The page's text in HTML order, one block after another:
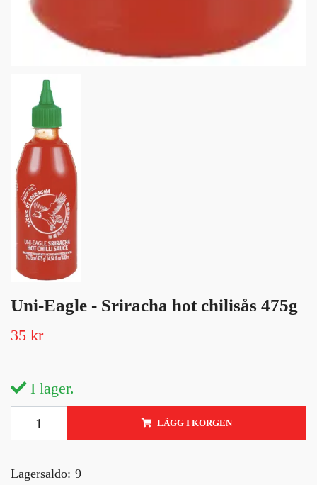
Uni-Eagle - Sriracha hot chilisås 475g
35 kr
I lager.
LÄGG I KORGEN
Lagersaldo: 9